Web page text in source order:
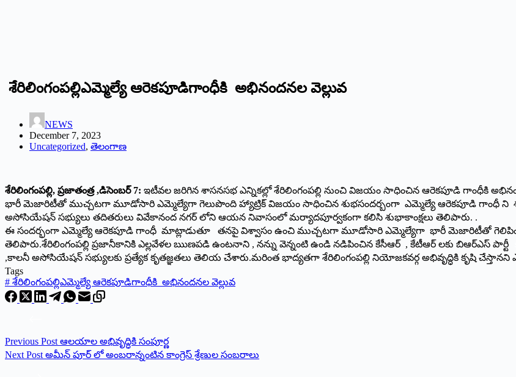
శేరిలింగంపల్లిఎమ్మెల్యే ఆరెకపూడిగాంధీకి అభినందనల వెల్లువ
NEWS
December 7, 2023
Uncategorized, తెలంగాణ
శేరిలింగంపల్లి, ప్రజాతంత్ర ,డిసెంబర్ 7: ఇటీవల జరిగిన శాసనసభ ఎన్నికల్లో శేరిలింగంపల్లి నుంచి విజయం సాధించిన ఆరెకపూడి గాంధీకి
భారీ మెజారిటీతో ముచ్చటగా మూడోసారి ఎమ్మెల్యేగా గెలుపొంది హ్యాట్రిక్ విజయం సాధించిన శుభసందర్బంగా ఎమ్మెల్యే ఆరెకపూడి గాంధీ ని
అసోసియేషన్ సభ్యులు తదితరులు వివేకానంద నగర్ లోని ఆయన నివాసంలో మర్యాదపూర్వకంగా కలిసి శుభాకాంక్షలు తెలిపారు. .
ఈ సందర్భంగా ఎమ్మెల్యే ఆరెకపూడి గాంధీ మాట్లాడుతూ తనపై విశ్వాసం ఉంచి ముచ్చటగా మూడోసారి ఎమ్మెల్యేగా భారీ మెజారిటీతో
తెలిపారు.శేరిలింగంపల్లి ప్రజానీకానికి ఎల్లవేళల ఋణపడి ఉంటనాని , నన్ను వెన్నంటి ఉండి నడిపించిన కేసీఆర్ , కేటీఆర్ లకు బిఆర్ఎస్ పార్టీ
,కాలనీ అసోసియేషన్ సభ్యులకు ప్రత్యేక కృతజ్ఞతలు తెలియ చేశారు.మరింత భాద్యతగా శేరిలింగంపల్లి నియోజకవర్గ అభివృద్ధికి కృషి చేస్తానని
Tags
# శేరిలింగంపల్లిఎమ్మెల్యే ఆరెకపూడిగాంధీకి అభినందనల వెల్లువ
Previous Post ఆలయాల అభివృద్ధికి సంపూర్ణ
Next Post అమీన్ పూర్ లో అంబరాన్నంటిన కాంగ్రెస్ శ్రేణుల సంబరాలు